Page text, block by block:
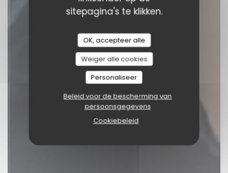
sitepagina's te klikken.
OK, accepteer alle
Weiger alle cookies
Personaliseer
Beleid voor de bescherming van
persoonsgegevens
Cookiebeleid